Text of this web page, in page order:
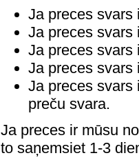
Ja preces svars
Ja preces svars
Ja preces svars
Ja preces svars
Ja preces svars
preču svara.
Ja preces ir mūsu
to saņemsiet 1-3